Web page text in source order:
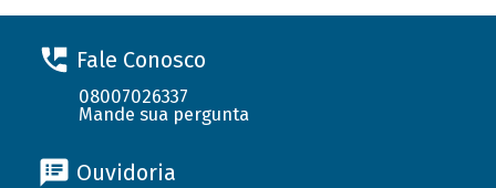
Fale Conosco
08007026337
Mande sua pergunta
Ouvidoria